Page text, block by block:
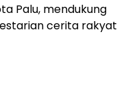
Palu, mendukung
cerita rakyat